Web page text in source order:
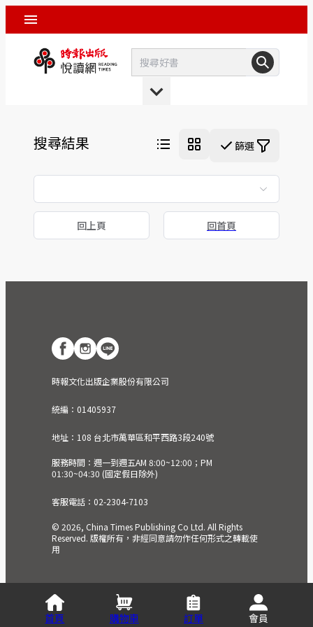
搜尋結果 篩選
回上頁 回首頁
時報文化出版企業股份有限公司
統編：01405937
地址：108 台北市萬華區和平西路3段240號
服務時間：週一到週五AM 8:00~12:00；PM
01:30~04:30 (國定假日除外)
客服電話：02-2304-7103
© 2026, China Times Publishing Co Ltd. All Rights
Reserved. 版權所有，非經同意請勿作任何形式之轉載使
用
首頁 購物車 訂單 會員